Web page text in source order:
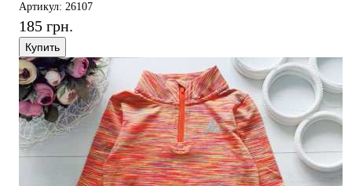
Артикул: 26107
185 грн.
Купить